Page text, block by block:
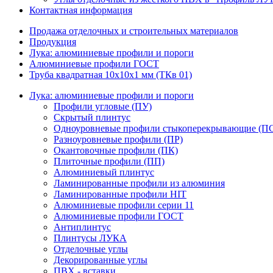
Контактная информация
Продажа отделочных и строительных материалов
Продукция
Лука: алюминиевые профили и пороги
Алюминиевые профили ГОСТ
Труба квадратная 10x10x1 мм (ТКв 01)
Лука: алюминиевые профили и пороги
Профили угловые (ПУ)
Скрытый плинтус
Одноуровневые профили стыкоперекрывающие
Разноуровневые профили (ПР)
Окантовочные профили (ПК)
Плиточные профили (ПП)
Алюминиевый плинтус
Ламинированные профили из алюминия
Ламинированные профили HIT
Алюминиевые профили серии 11
Алюминиевые профили ГОСТ
Антиплинтус
Плинтусы ЛУКА
Отделочные углы
Декорированные углы
ПВХ - вставки